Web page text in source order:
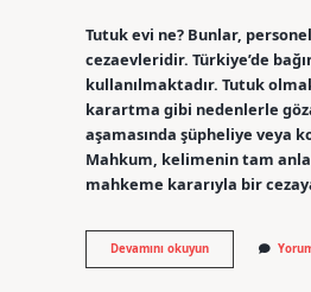
Tutuk evi ne? Bunlar,
cezaevleridir. Türkiye’de
kullanılmaktadır. Tutuk
karartma gibi nedenlerle
aşamasında şüpheliye veya
Mahkum, kelimenin tam
mahkeme kararıyla bir
Devamını okuyunTutuk
Evi